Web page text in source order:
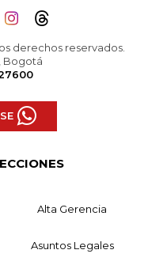
derechos reservados.
Bogotá
Alta Gerencia
Asuntos Legales